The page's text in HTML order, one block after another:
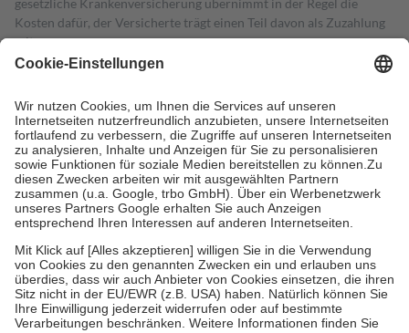
gesetzliche Krankenversicherung übernimmt in der Regel die
Kosten dafür, der Versicherte trägt einen Teil davon als Zuzahlung
mit.
Grundsätzlich leisten Mitglieder Zuzahlungen in Höhe von zehn
höchstens zehn Euro.
Es sind jedoch nie mehr als die tatsächlichen
Kosten der Leistung zu entrichten.
Diese Regeln gelten grundsätzlich auch für Online-Apotheken.
Bei Heilmitteln und häuslicher Krankenpflege beträgt die
Zuzahlung zehn Prozent der Kosten sowie zehn Euro je
Verordnung.
Um das Engagement der Versicherten für ihre eigene Gesundheit zu
stärken und die besondere Stellung der Familie zu unterstützen,
fallenkeine Zuzahlungenan bei:
• Kindern und Jugendlichen bis zum vollendeten 18. Lebensjahr
mit Ausnahme der Fahrkosten
• Untersuchungen zur Vorsorge und Früherkennung, die von der
GKV getragen werden